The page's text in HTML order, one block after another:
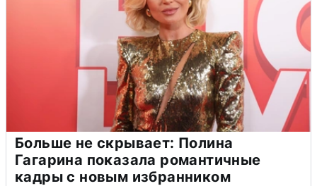
Больше не скрывает: Полина
Гагарина показала романтичные
кадры с новым избранником